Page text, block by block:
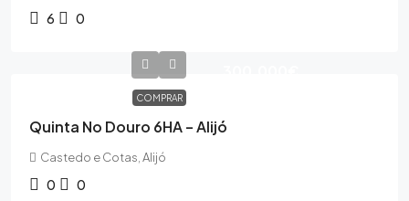
6 0
COMPRAR
Quinta No Douro 6HA – Alijó
Castedo e Cotas, Alijó
0 0